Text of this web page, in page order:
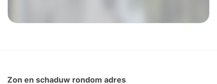
Zon en schaduw rondom adres